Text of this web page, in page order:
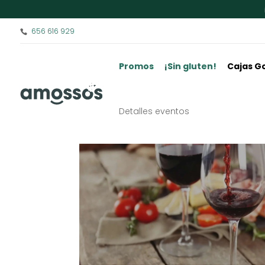
656 616 929
Promos ¡Sin gluten! Cajas
Detalles eventos